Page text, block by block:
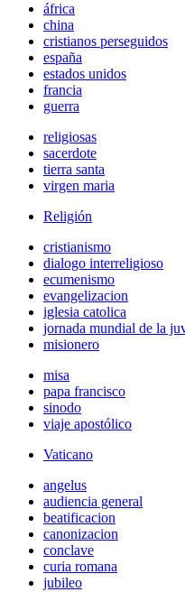
áfrica
china
cristianos perseguidos
españa
estados unidos
francia
guerra
religiosas
sacerdote
tierra santa
virgen maria
Religión
cristianismo
dialogo interreligioso
ecumenismo
evangelizacion
iglesia catolica
jornada mundial de la
misionero
misa
papa francisco
sinodo
viaje apostólico
Vaticano
angelus
audiencia general
beatificacion
canonizacion
conclave
curia romana
jubileo